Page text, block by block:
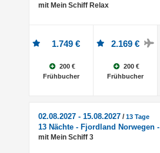
mit Mein Schiff Relax
1.749 €
200 €
Frühbucher
2.169 €
200 €
Frühbucher
02.08.2027 - 15.08.2027 /13 Tage
13 Nächte - Fjordland Norwegen
mit Mein Schiff 3